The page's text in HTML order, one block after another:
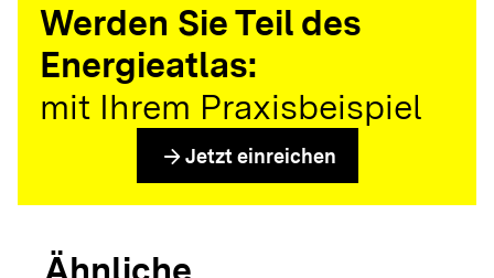
Werden Sie Teil des
Energieatlas:
mit Ihrem Praxisbeispiel
arrow_forward Jetzt einreichen